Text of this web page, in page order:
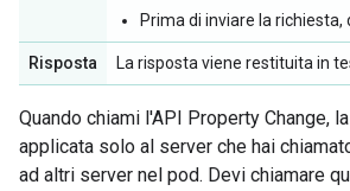
Prima di inviare la
Risposta La risposta viene restituita in
Quando chiami l'API Property Change,
applicata solo al server che hai
ad altri server nel pod. Devi chiamare